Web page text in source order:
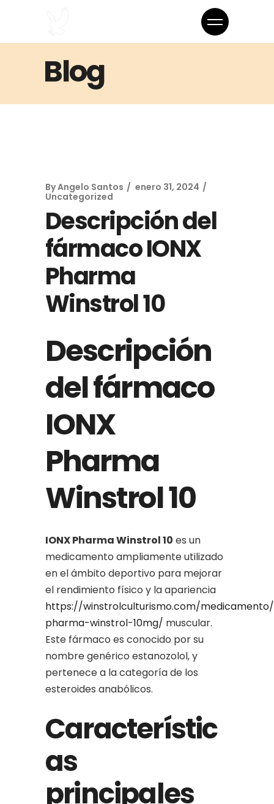
Blog
ByAngelo Santos
enero 31, 2024
Uncategorized
Descripción del
fármaco IONX
Pharma
Winstrol 10
Descripción
del fármaco
IONX
Pharma
Winstrol 10
IONX Pharma Winstrol 10 es un
medicamento ampliamente utilizado
en el ámbito deportivo para mejorar
el rendimiento físico y la apariencia
https://winstrolculturismo.com/
pharma-winstrol-10mg/ muscular.
Este fármaco es conocido por su
nombre genérico estanozolol, y
pertenece a la categoría de los
esteroides anabólicos.
Característic
as
principales